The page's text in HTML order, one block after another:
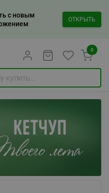
с новым
ОТКРЫТЬ
0